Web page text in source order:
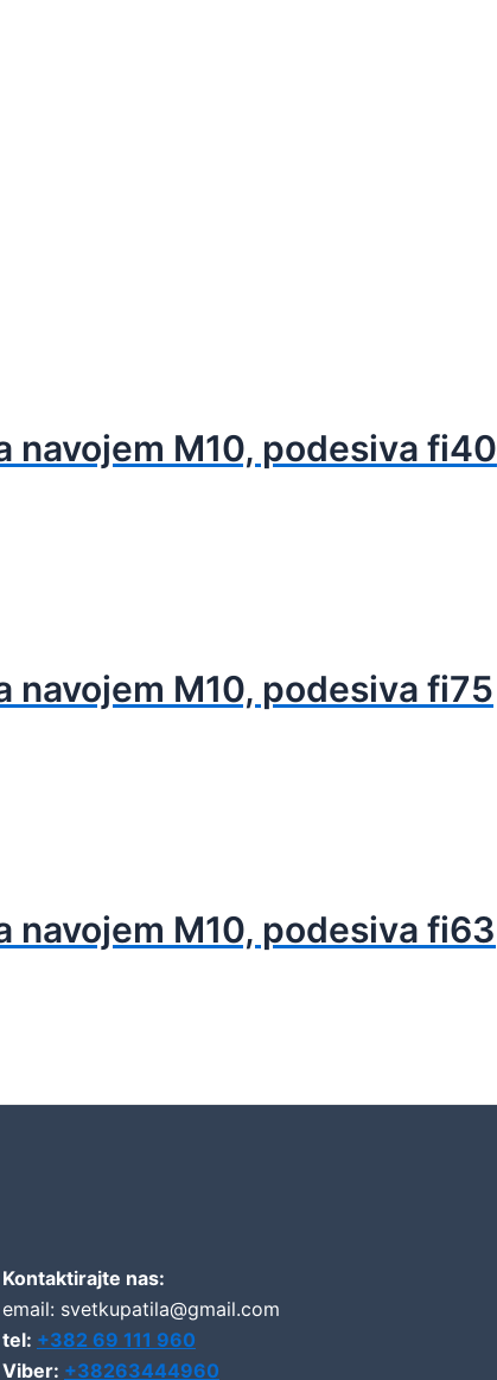
navojem M10, podesiva fi40
navojem M10, podesiva fi75
navojem M10, podesiva fi63
Kontaktirajte nas:
email: svetkupatila@gmail.com
tel: +382 69 111 960
Viber: +38263444960